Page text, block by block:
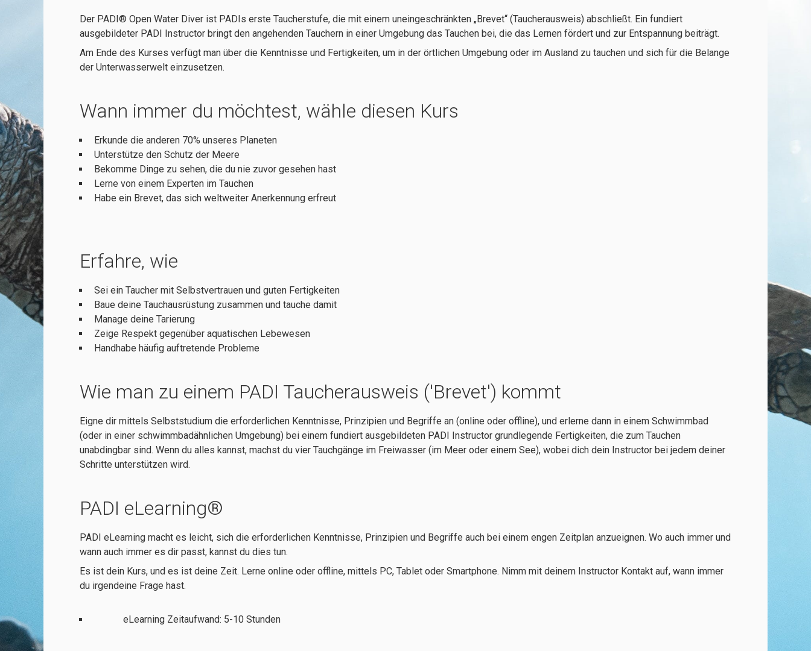
Der PADI® Open Water Diver ist PADIs erste Taucherstufe, die mit einem uneingeschränkten „Brevet“ (Taucherausweis) abschließt. Ein fundiert
ausgebildeter PADI Instructor bringt den angehenden Tauchern in einer Umgebung das Tauchen bei, die das Lernen fördert und zur Entspannung beiträgt.
Am Ende des Kurses verfügt man über die Kenntnisse und Fertigkeiten, um in der örtlichen Umgebung oder im Ausland zu tauchen und sich für die Belange
der Unterwasserwelt einzusetzen.
Wann immer du möchtest, wähle diesen Kurs
Erkunde die anderen 70% unseres Planeten
Unterstütze den Schutz der Meere
Bekomme Dinge zu sehen, die du nie zuvor gesehen hast
Lerne von einem Experten im Tauchen
Habe ein Brevet, das sich weltweiter Anerkennung erfreut
Erfahre, wie
Sei ein Taucher mit Selbstvertrauen und guten Fertigkeiten
Baue deine Tauchausrüstung zusammen und tauche damit
Manage deine Tarierung
Zeige Respekt gegenüber aquatischen Lebewesen
Handhabe häufig auftretende Probleme
Wie man zu einem PADI Taucherausweis ('Brevet') kommt
Eigne dir mittels Selbststudium die erforderlichen Kenntnisse, Prinzipien und Begriffe an (online oder offline), und erlerne dann in einem Schwimmbad
(oder in einer schwimmbadähnlichen Umgebung) bei einem fundiert ausgebildeten PADI Instructor grundlegende Fertigkeiten, die zum Tauchen
unabdingbar sind. Wenn du alles kannst, machst du vier Tauchgänge im Freiwasser (im Meer oder einem See), wobei dich dein Instructor bei jedem deiner
Schritte unterstützen wird.
PADI eLearning®
PADI eLearning macht es leicht, sich die erforderlichen Kenntnisse, Prinzipien und Begriffe auch bei einem engen Zeitplan anzueignen. Wo auch immer und
wann auch immer es dir passt, kannst du dies tun.
Es ist dein Kurs, und es ist deine Zeit. Lerne online oder offline, mittels PC, Tablet oder Smartphone. Nimm mit deinem Instructor Kontakt auf, wann immer
du irgendeine Frage hast.
eLearning Zeitaufwand: 5-10 Stunden